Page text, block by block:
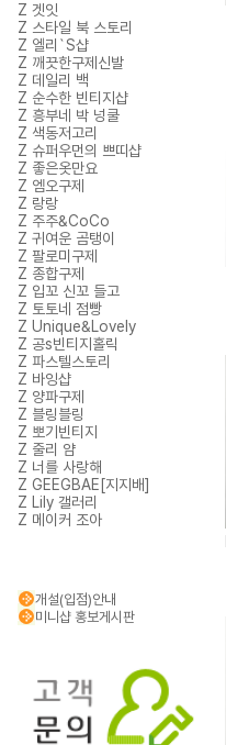
Z 겟잇
Z 스타일 북 스토리
Z 엘리`S샵
Z 깨끗한구제신발
Z 데일리 백
Z 순수한 빈티지샵
Z 흥부네 박 넝쿨
Z 색동저고리
Z 슈퍼우먼의 쁘띠샵
Z 좋은옷만요
Z 엠오구제
Z 랑랑
Z 주주&CoCo
Z 귀여운 곰탱이
Z 팔로미구제
Z 종합구제
Z 입꼬 신꼬 들고
Z 토토네 점빵
Z Unique&Lovely
Z 공s빈티지홀릭
Z 파스텔스토리
Z 바잉샵
Z 양파구제
Z 블링블링
Z 뽀기빈티지
Z 줄리 얌
Z 너를 사랑해
Z GEEGBAE[지지배]
Z Lily 갤러리
Z 메이커 조아
개설(입점)안내
미니샵 홍보게시판